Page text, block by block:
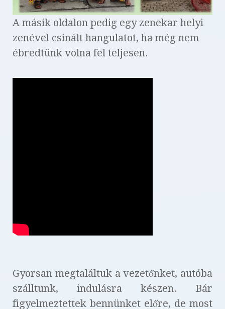
A másik oldalon pedig egy zenekar helyi
zenével csinált hangulatot, ha még nem
ébredtünk volna fel teljesen.
Gyorsan megtaláltuk a vezetőnket, autóba
szálltunk, indulásra készen. Bár
figyelmeztettek bennünket előre, de most